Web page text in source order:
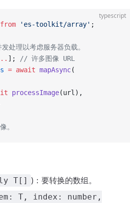
typescript
from 'es-toolkit/array' ;
处理以考虑服务器负载。
];
// 许多图像 URL
= await mapAsync(
processImage(url),
。
T[] )：要转换的数组。
T, index: number,